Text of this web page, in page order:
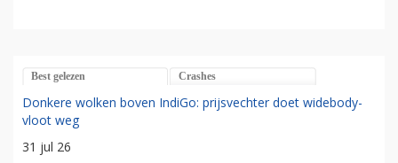
Best gelezen Crashes
Donkere wolken boven IndiGo: prijsvechter doet widebody-
vloot weg
31 jul 26